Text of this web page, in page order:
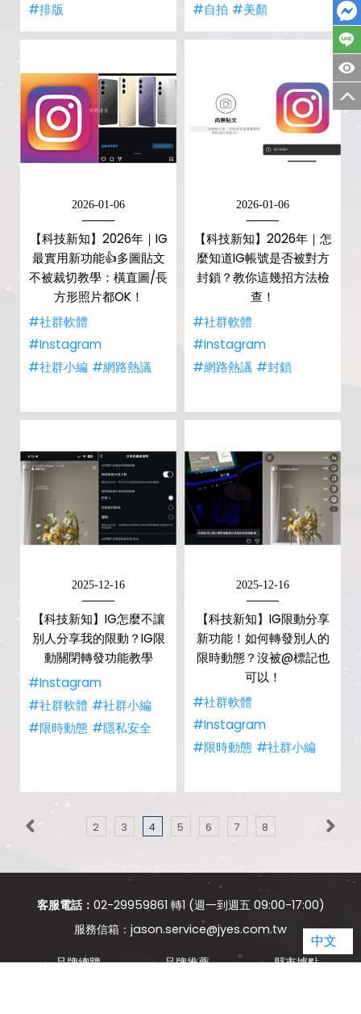
#排版
#自拍 #美顏
2026-01-06
【科技新知】2026年｜IG
最實用新功能👍多圖貼文
不被裁切教學：橫直圖/長
方形照片都OK！
#社群軟體
#Instagram
#社群小編 #網路熱議
2026-01-06
【科技新知】2026年｜怎
麼知道IG帳號是否被對方
封鎖？教你這幾招方法檢
查！
#社群軟體
#Instagram
#網路熱議 #封鎖
2025-12-16
【科技新知】IG怎麼不讓
別人分享我的限動？IG限
動關閉轉發功能教學
#Instagram
#社群軟體 #社群小編
#限時動態 #隱私安全
2025-12-16
【科技新知】IG限動分享
新功能！如何轉發別人的
限時動態？沒被@標記也
可以！
#社群軟體
#Instagram
#限時動態 #社群小編
2 3 4 5 6 7 8
客服電話： 02-29959861 轉1 (週一到週五 09:00-17:00)
jason.service@jyes.com.tw
品牌總覽 品牌推薦
縣市據點
中文